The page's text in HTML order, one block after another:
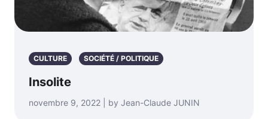
CULTURE SOCIÉTÉ / POLITIQUE
Insolite
novembre 9, 2022 | by Jean-Claude JUNIN